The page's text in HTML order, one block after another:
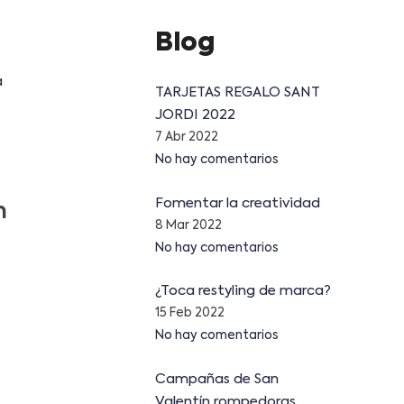
Blog
TARJETAS REGALO SANT
JORDI 2022
7 Abr 2022
No hay comentarios
Fomentar la creatividad
8 Mar 2022
No hay comentarios
¿Toca restyling de marca?
15 Feb 2022
No hay comentarios
Campañas de San